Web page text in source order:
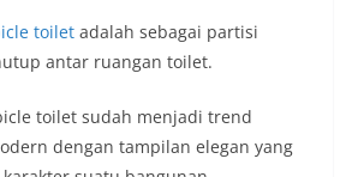
toilet adalah sebagai partisi
antar ruangan toilet.
toilet sudah menjadi trend
dengan tampilan elegan yang